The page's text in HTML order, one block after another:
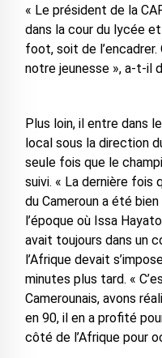
« Le président de la
dans la cour du lycée
foot, soit de l’encadrer.
notre jeunesse », a-t-il
Plus loin, il entre dans
local sous la direction
seule fois que le
suivi. « La dernière fois
du Cameroun a été
l’époque où Issa
avait toujours dans un
l’Afrique devait
minutes plus tard. «
Camerounais, avons
en 90, il en a profité
côté de l’Afrique pour